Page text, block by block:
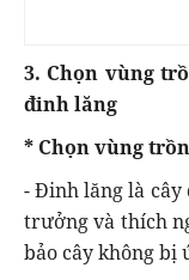
3. Chọn vùng
đinh lăng
* Chọn vùng
- Đinh lăng là cây
trưởng và thích
bảo cây không bị